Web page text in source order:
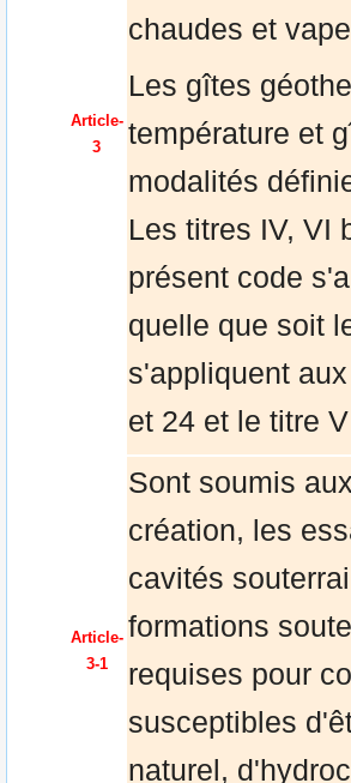
Article-
3
chaudes et
Les gîtes
température et
modalités
Les titres IV, VI
présent code
quelle que soit
s'appliquent
et 24 et le titre
Article-
3-1
Sont soumis
création, les
cavités
formations
requises pour
susceptibles
naturel,